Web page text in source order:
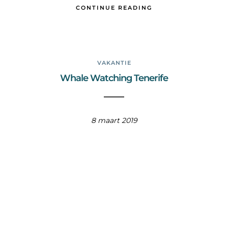
CONTINUE READING
VAKANTIE
Whale Watching Tenerife
8 maart 2019